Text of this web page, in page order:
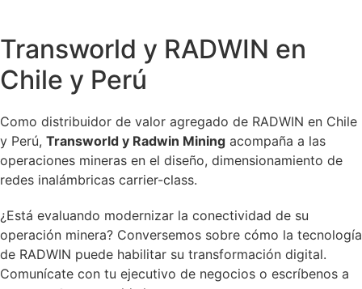
Transworld y RADWIN en
Chile y Perú
Como distribuidor de valor agregado de RADWIN en Chile
y Perú, Transworld y Radwin Mining acompaña a las
operaciones mineras en el diseño, dimensionamiento de
redes inalámbricas carrier-class.
¿Está evaluando modernizar la conectividad de su
operación minera? Conversemos sobre cómo la tecnología
de RADWIN puede habilitar su transformación digital.
Comunícate con tu ejecutivo de negocios o escríbenos a